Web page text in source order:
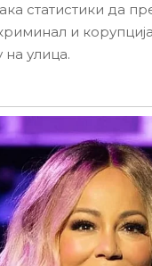
статистики да
и
улица.